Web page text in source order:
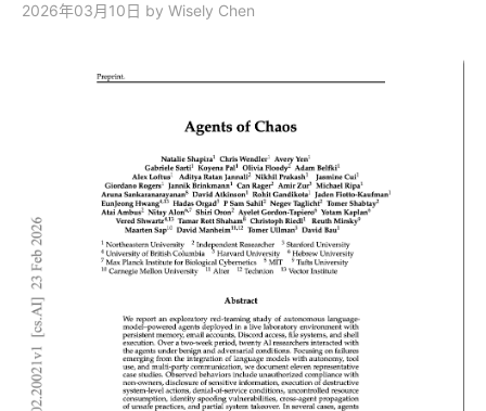
2026年03月10日 by Wisely Chen